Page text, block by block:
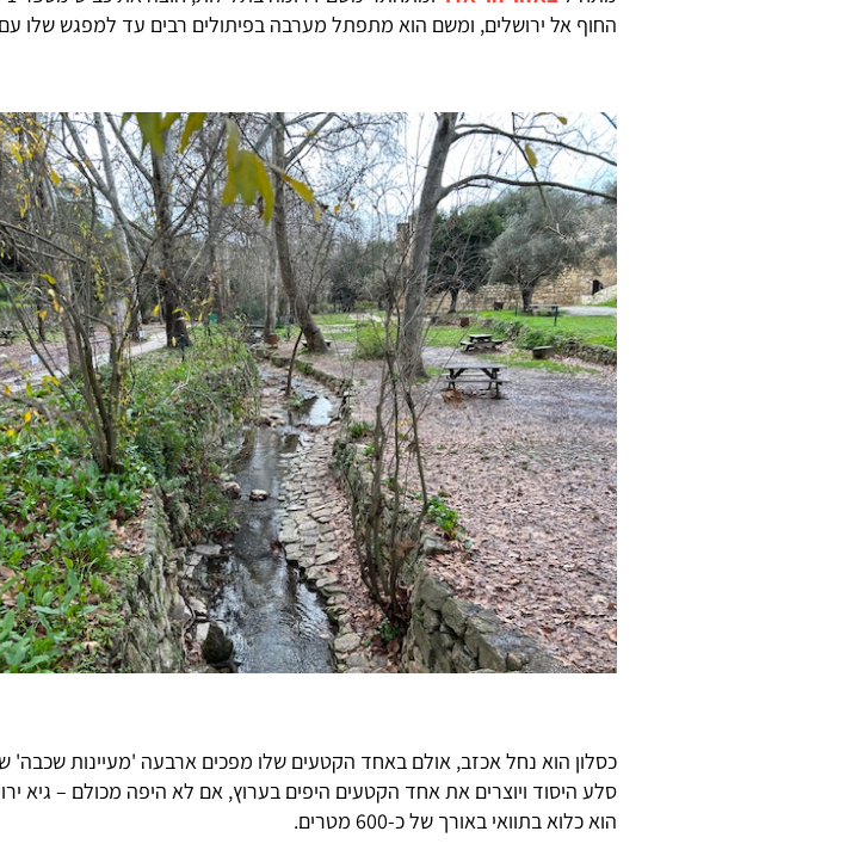
החוף אל ירושלים, ומשם הוא מתפתל מערבה בפיתולים רבים עד למפגש שלו
כסלון הוא נחל אכזב, אולם באחד הקטעים שלו מפכים ארבעה 'מעיינות שכבה'
סלע היסוד ויוצרים את אחד הקטעים היפים בערוץ, אם לא היפה מכולם – גיא
הוא כלוא בתוואי באורך של כ-600 מטרים.